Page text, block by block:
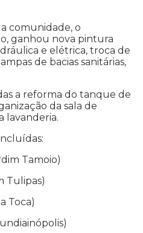
comunidade, o
ganhou nova pintura
e elétrica, troca de
de bacias sanitárias,
a reforma do tanque de
da sala de
lavanderia.
Tamoio)
Tulipas)
Toca)